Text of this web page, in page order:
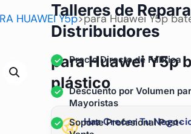
HUAWEI Y5p>para Huawei Y5p
para Huawei Y5p
plástico
Haz Crecer Tu
Talleres de
Distribuidores
Precio Directo de Fábrica
Descuento por Volumen
Mayoristas
Soporte Profesional Post-